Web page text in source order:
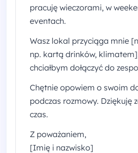
pracuję wieczorami, w
eventach.
Wasz lokal przyciąga mnie
np. kartą drinków,
chciałbym dołączyć do
Chętnie opowiem o swoim
podczas rozmowy. Dziękuję
czas.
Z poważaniem,
[Imię i nazwisko]